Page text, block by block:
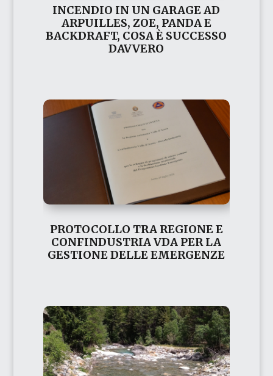
INCENDIO IN UN GARAGE AD
ARPUILLES, ZOE, PANDA E
BACKDRAFT, COSA È SUCCESSO
DAVVERO
PROTOCOLLO TRA REGIONE E
CONFINDUSTRIA VDA PER LA
GESTIONE DELLE EMERGENZE